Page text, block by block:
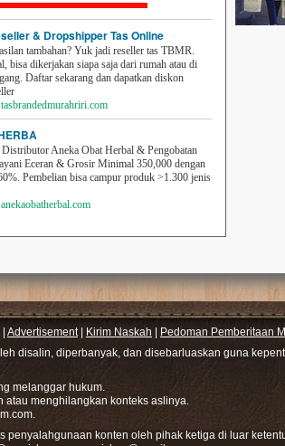
& Dropshipper Tas Online
tambahan? Yuk jadi reseller tas TBMR.
bisa dikerjakan siapa saja dari rumah atau di
Daftar sekarang dan dapatkan diskon
Aneka Obat Herbal & Pengobatan
Eceran & Grosir Minimal 350,000 dengan
Pembelian bisa campur produk >1.300 jenis
Advertisement| Kirim Naskah
Pedoman Pemberitaan
disalin, diperbanyak, dan disebarluaskan guna
melanggar hukum.
atau menghilangkan konteks aslinya.
penyalahgunaan konten oleh pihak ketiga di luar